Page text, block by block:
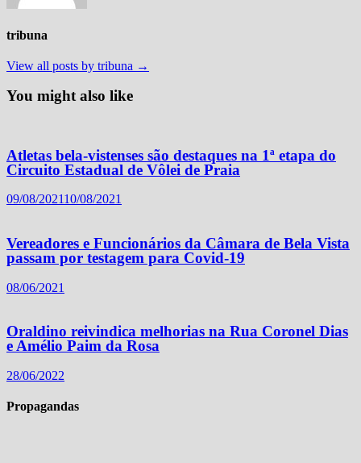
tribuna
View all posts by tribuna →
You might also like
Atletas bela-vistenses são destaques na 1ª etapa do
Circuito Estadual de Vôlei de Praia
09/08/202110/08/2021
Vereadores e Funcionários da Câmara de Bela Vista
passam por testagem para Covid-19
08/06/2021
Oraldino reivindica melhorias na Rua Coronel Dias
e Amélio Paim da Rosa
28/06/2022
Propagandas